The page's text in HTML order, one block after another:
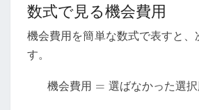
数式で見る機会費用
機会費用を簡単な数式で表すと、
す。
機 会 費 用 選 ば な か っ た 選 択
機会費用=選ばなかった選択